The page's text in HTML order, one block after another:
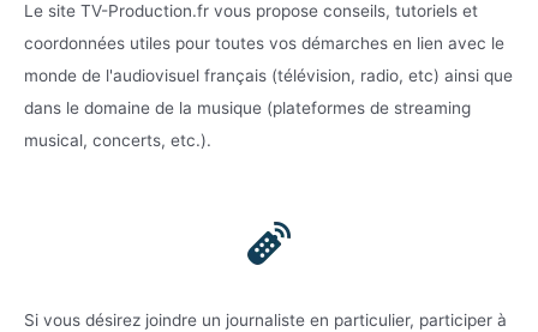
Le site TV-Production.fr vous propose conseils, tutoriels et
coordonnées utiles pour toutes vos démarches en lien avec le
monde de l'audiovisuel français (télévision, radio, etc) ainsi que
dans le domaine de la musique (plateformes de streaming
musical, concerts, etc.).
Si vous désirez joindre un journaliste en particulier, participer à